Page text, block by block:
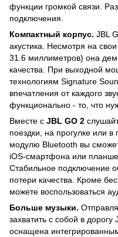
функции громкой связи.
подключения.
Компактный корпус. JBL
акустика. Несмотря на
31.6 миллиметров) она
качества. При выходной
технологиям Signature
впечатления от каждого
функционально - то, что
Вместе с JBL GO 2
поездки, на прогулке или
модулю Bluetooth вы
iOS-смартфона или
Стабильное подключение
потери качества. Кроме
можете воспользоваться
Больше музыки.
захватить с собой в
оснащена